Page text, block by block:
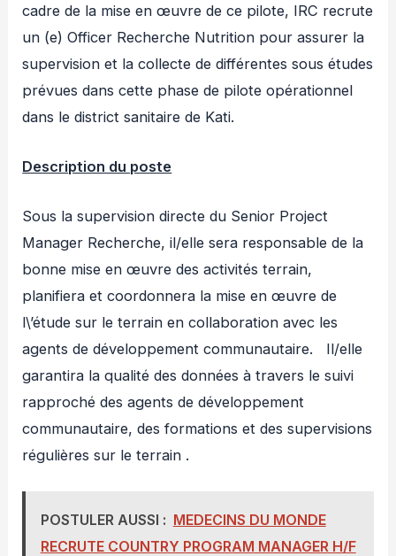
cadre de la mise en œuvre de ce pilote, IRC recrute
un (e) Officer Recherche Nutrition pour assurer la
supervision et la collecte de différentes sous études
prévues dans cette phase de pilote opérationnel
dans le district sanitaire de Kati.
Description du poste
Sous la supervision directe du Senior Project
Manager Recherche, il/elle sera responsable de la
bonne mise en œuvre des activités terrain,
planifiera et coordonnera la mise en œuvre de
l\’étude sur le terrain en collaboration avec les
agents de développement communautaire. Il/elle
garantira la qualité des données à travers le suivi
rapproché des agents de développement
communautaire, des formations et des supervisions
régulières sur le terrain .
POSTULER AUSSI : MEDECINS DU MONDE
RECRUTE COUNTRY PROGRAM MANAGER H/F